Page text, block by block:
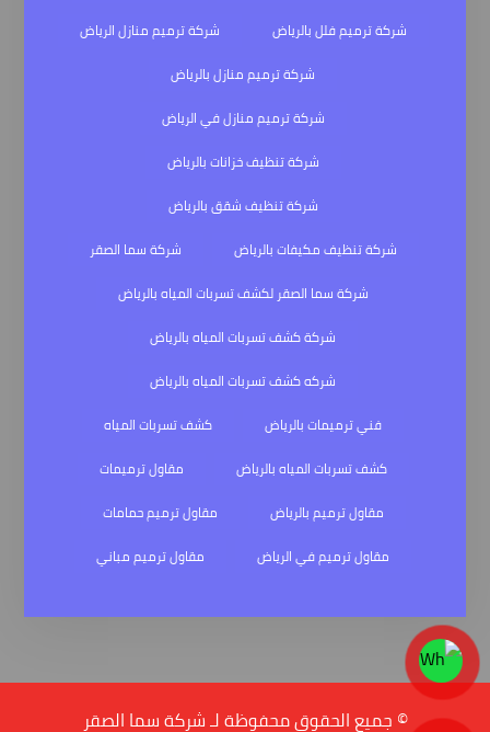
شركة ترميم فلل بالرياض
شركة ترميم منازل الرياض
شركة ترميم منازل بالرياض
شركة ترميم منازل في الرياض
شركة تنظيف خزانات بالرياض
شركة تنظيف شقق بالرياض
شركة تنظيف مكيفات بالرياض
شركة سما الصقر
شركة سما الصقر لكشف تسربات المياه بالرياض
شركة كشف تسربات المياه بالرياض
شركه كشف تسربات المياه بالرياض
فني ترميمات بالرياض
كشف تسربات المياه
كشف تسربات المياه بالرياض
مقاول ترميمات
مقاول ترميم بالرياض
مقاول ترميم حمامات
مقاول ترميم في الرياض
مقاول ترميم مباني
© جميع الحقوق محفوظة لـ شركة سما الصقر